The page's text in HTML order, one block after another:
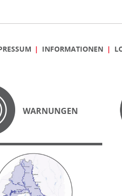
INFORMATIONEN
WARNUNGEN